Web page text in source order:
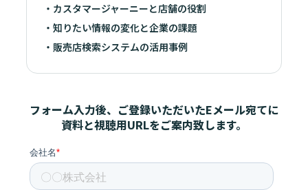
・カスタマージャーニーと店舗の役割
・知りたい情報の変化と企業の課題
・販売店検索システムの活用事例
フォーム入力後、ご登録いただいたEメール宛てに
資料と視聴用URLをご案内致します。